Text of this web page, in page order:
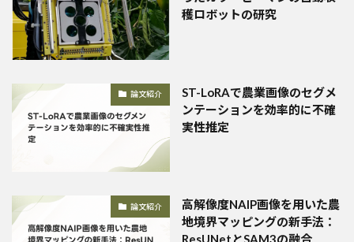
穫ロボットの研究
論文紹介
ST-LoRAで農業画像のセグメ
ンテーションを効率的に不確
実性推定
論文紹介
高解像度NAIP画像を用いた農
地境界マッピングの新手法：
ResUNetとSAM3の融合